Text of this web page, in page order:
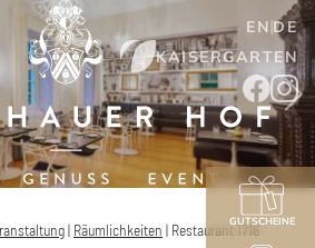
KAISERGARTEN
EN DE
GUTSCHEINE
| Räumlichkeiten | Restaurant 1718